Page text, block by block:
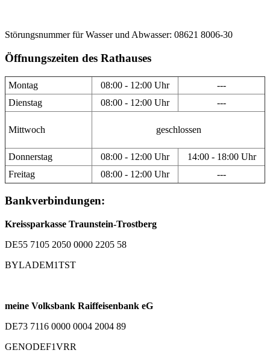
Störungsnummer für Wasser und Abwasser: 08621 8006-30
Öffnungszeiten des Rathauses
Montag 08:00 - 12:00 Uhr
---
Dienstag
08:00 - 12:00 Uhr ---
Mittwoch geschlossen
Donnerstag 08:00 - 12:00 Uhr
14:00 - 18:00 Uhr
Freitag
08:00 - 12:00 Uhr ---
Bankverbindungen:
Kreissparkasse Traunstein-Trostberg
DE55 7105 2050 0000 2205 58
BYLADEM1TST
meine Volksbank Raiffeisenbank eG
DE73 7116 0000 0004 2004 89
GENODEF1VRR